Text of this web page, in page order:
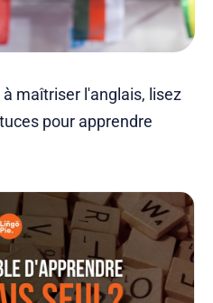
maîtriser l'anglais, lisez
pour apprendre